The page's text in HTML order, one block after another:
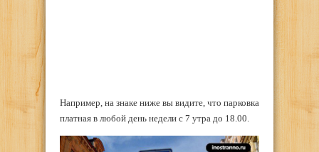
Например, на знаке ниже вы видите, что парковка
платная в любой день недели с 7 утра до 18.00.